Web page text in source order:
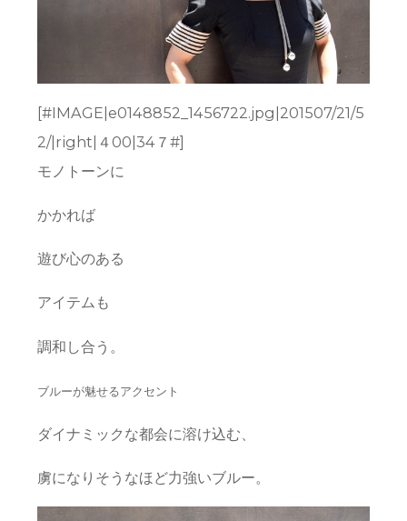
[#IMAGE|e0148852_1456722.jpg|201507/21/5
2/|right|４00|34７#]
モノトーンに
かかれば
遊び心のある
アイテムも
調和し合う。
ブルーが魅せるアクセント
ダイナミックな都会に溶け込む、
虜になりそうなほど力強いブルー。